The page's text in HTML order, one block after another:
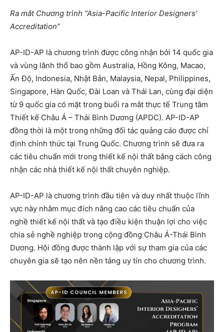
Ra mắt Chương trình “Asia-Pacific Interior Designers’
Accreditation”
AP-ID-AP là chương trình được công nhận bởi 14 quốc gia
và vùng lãnh thổ bao gồm Australia, Hồng Kông, Macao,
Ấn Độ, Indonesia, Nhật Bản, Malaysia, Nepal, Philippines,
Singapore, Hàn Quốc, Đài Loan và Thái Lan, cùng đại diện
từ 9 quốc gia có mặt trong buổi ra mắt thực tế Trung tâm
Thiết kế Châu Á – Thái Bình Dương (APDC). AP-ID-AP
đồng thời là một trong những đối tác quảng cáo được chỉ
định chính thức tại Trung Quốc. Chương trình sẽ đưa ra
các tiêu chuẩn mới trong thiết kế nội thất bằng cách công
nhận các nhà thiết kế nội thất chuyên nghiệp.
AP-ID-AP là chương trình đầu tiên và duy nhất thuộc lĩnh
vực này nhằm mục đích nâng cao các tiêu chuẩn của
nghề thiết kế nội thất và tạo điều kiện thuận lợi cho việc
chia sẻ nghề nghiệp trong cộng đồng Châu Á-Thái Bình
Dương. Hội đồng được thành lập với sự tham gia của các
chuyên gia sẽ tạo nên nền tảng uy tín cho chương trình.